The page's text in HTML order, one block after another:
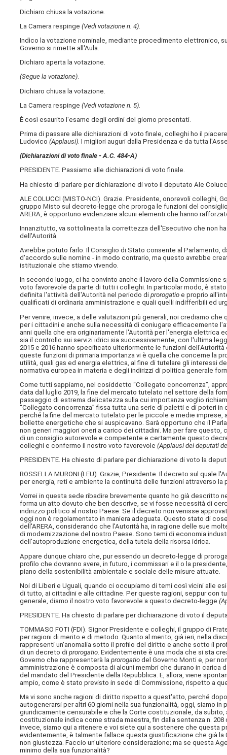
Dichiaro chiusa la votazione.
La Camera respinge(Vedi votazione n. 4)
Indìco la votazione nominale, mediante procedimento elettronico,
Governo si rimette all'Aula.
Dichiaro aperta la votazione.
(Segue la votazione).
Dichiaro chiusa la votazione.
La Camera respinge(Vedi votazione n. 5)
È così esaurito l'esame degli ordini del giorno presentati.
Prima di passare alle dichiarazioni di voto finale, colleghi ho il
Ludovico(Applausi). I migliori auguri dalla Presidenza e da tutta
(Dichiarazioni di voto finale - A.C. 484-A​)
PRESIDENTE. Passiamo alle dichiarazioni di voto finale.
Ha chiesto di parlare per dichiarazione di voto il deputato Ale
ALE COLUCCI (MISTO-NCI). Grazie. Presidente, onorevoli colleghi,
gruppo Misto sul decreto-legge che proroga le funzioni del
ARERA, è opportuno evidenziare alcuni elementi che hanno
Innanzitutto, va sottolineata la correttezza dell'Esecutivo che non
dell'Autorità.
Avrebbe potuto farlo. Il Consiglio di Stato consente al Parlamento,
d'accordo sulle nomine - in modo contrario, ma questo avrebbe
istituzionale che stiamo vivendo.
In secondo luogo, ci ha convinto anche il lavoro della
voto favorevole da parte di tutti i colleghi. In particolar modo, è
definita l'attività dell'Autorità nel periodo diprorogatio e proprio
qualificati di ordinaria amministrazione e quali quelli indifferibili ed
Per venire, invece, a delle valutazioni più generali, noi crediamo
per i cittadini e anche sulla necessità di coniugare efficacemente
anni quella che era originariamente l'Autorità per l'energia elettrica
sia il controllo sui servizi idrici sia successivamente, con l'ultima
2015 e 2016 hanno specificato ulteriormente le funzioni
queste funzioni di primaria importanza vi è quella che concerne la
utilità, quali gas ed energia elettrica, al fine di tutelare gli interessi
normativa europea in materia e degli indirizzi di politica generale
Come tutti sappiamo, nel cosiddetto “Collegato concorrenza”,
data dal luglio 2019, la fine del mercato tutelato nel settore della
passaggio di estrema delicatezza sulla cui importanza voglio
“Collegato concorrenza” fissa tutta una serie di paletti e di poteri
perché la fine del mercato tutelato per le piccole e medie imprese,
bollette energetiche che si auspicavano. Sarà opportuno che il
non generi maggiori oneri a carico dei cittadini. Ma per fare
di un consiglio autorevole e competente e certamente questo
colleghi e confermo il nostro voto favorevole(Applausi dei deputati
PRESIDENTE. Ha chiesto di parlare per dichiarazione di voto la
ROSSELLA MURONI (LEU). Grazie, Presidente. Il decreto sul quale
per energia, reti e ambiente la continuità delle funzioni attraverso
Vorrei in questa sede ribadire brevemente quanto ho già descritto
forma un atto dovuto che ben descrive, se vi fosse necessità di
indirizzo politico al nostro Paese. Se il decreto non venisse
oggi non è regolamentato in maniera adeguata. Questo stato di
dell'ARERA, considerando che l'Autorità ha, in ragione delle sue
di modernizzazione del nostro Paese. Sono temi di economia
dell'autoproduzione energetica, della tutela della risorsa idrica.
Appare dunque chiaro che, pur essendo un decreto-legge di
profilo che dovranno avere, in futuro, i commissari e il o la
piano della sostenibilità ambientale e sociale delle misure attuate.
Noi di Liberi e Uguali, quando ci occupiamo di temi così vicini alle
di tutto, ai cittadini e alle cittadine. Per queste ragioni, seppur con
generale, diamo il nostro voto favorevole a questo decreto-legge
PRESIDENTE. Ha chiesto di parlare per dichiarazione di voto il
TOMMASO FOTI (FDI). Signor Presidente e colleghi, il gruppo di
per ragioni di merito e di metodo. Quanto al merito, già ieri, nella
rappresenti un'anomalia sotto il profilo del diritto e anche sotto il
di un decreto diprorogatio. Evidentemente è una moda che si sta
Governo che rappresenterà laprorogatio del Governo Monti e, per
amministrazione è composta di alcuni membri che durano in carica
del mandato del Presidente della Repubblica. E, allora, viene
ampio, come è stato previsto in sede di Commissione, rispetto a
Ma vi sono anche ragioni di diritto rispetto a quest'atto, perché
autogenerarsi per altri 60 giorni nella sua funzionalità, oggi, siamo
giuridicamente censurabile e che la Corte costituzionale, da
costituzionale indica come strada maestra, fin dalla sentenza n.
invece, siamo qui a ritenere e voi siete qui a sostenere che questa
evidentemente, è talmente fallace questa giustificazione che già
non giustezza. Faccio un'ulteriore considerazione; ma se questa
minimo della sua funzionalità?